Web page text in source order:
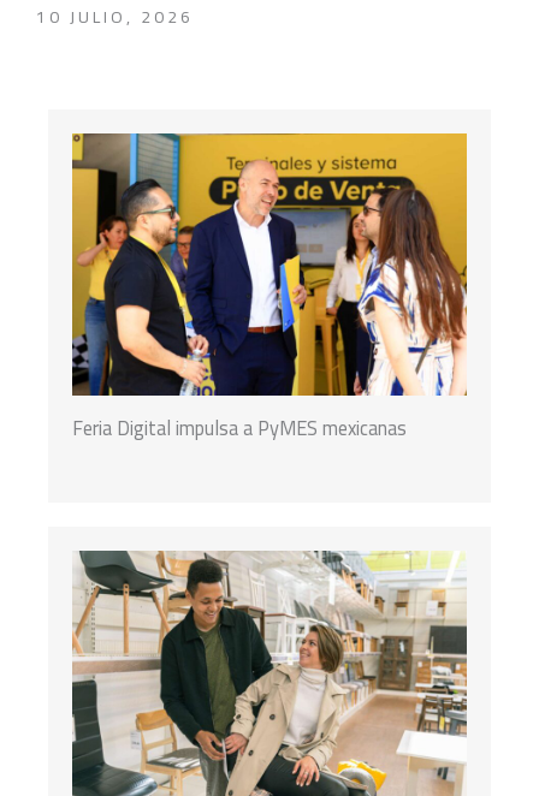
10 JULIO, 2026
Feria Digital impulsa a PyMES mexicanas